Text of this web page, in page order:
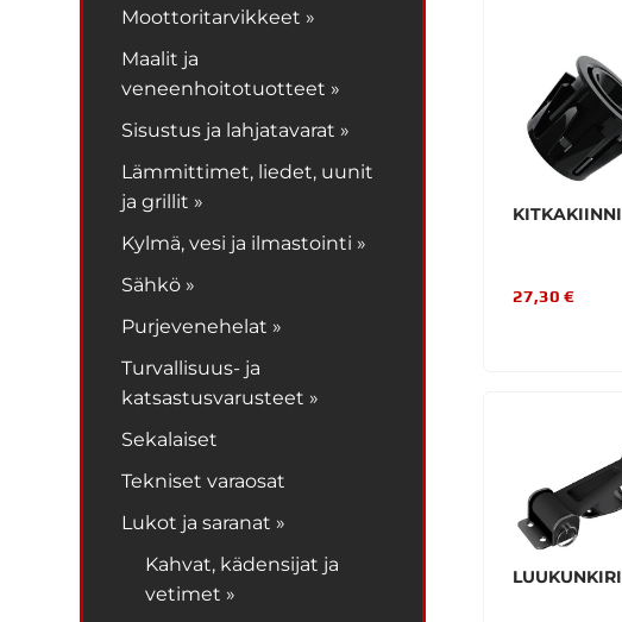
Moottoritarvikkeet »
Maalit ja
veneenhoitotuotteet »
Sisustus ja lahjatavarat »
Lämmittimet, liedet, uunit
ja grillit »
Kylmä, vesi ja ilmastointi »
Sähkö »
Purjevenehelat »
Turvallisuus- ja
katsastusvarusteet »
Sekalaiset
Tekniset varaosat
Lukot ja saranat »
Kahvat, kädensijat ja
vetimet »
27,30 €